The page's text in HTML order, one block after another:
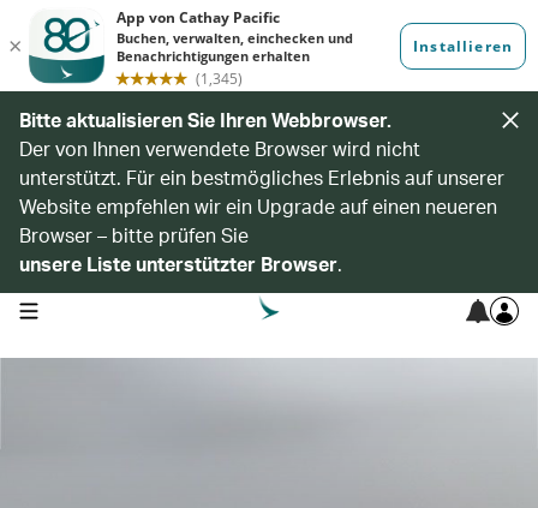
Bitte aktualisieren Sie Ihren Webbrowser.
Der von Ihnen verwendete Browser wird nicht
unterstützt. Für ein bestmögliches Erlebnis auf unserer
Website empfehlen wir ein Upgrade auf einen neueren
Browser – bitte prüfen Sie
unsere Liste unterstützter Browser.
open navigation menu